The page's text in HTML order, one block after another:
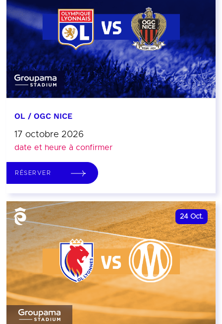
OL / OGC NICE
17 octobre 2026
date et heure à confirmer
RÉSERVER
24 Oct.